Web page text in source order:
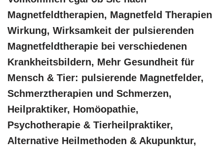
Magnetfeldtherapien, Magnetfeld Therapien
Wirkung, Wirksamkeit der pulsierenden
Magnetfeldtherapie bei verschiedenen
Krankheitsbildern, Mehr Gesundheit für
Mensch & Tier: pulsierende Magnetfelder,
Schmerztherapien und Schmerzen,
Heilpraktiker, ‎Homöopathie,
‎Psychotherapie & ‎Tierheilpraktiker,
Alternative Heilmethoden & Akupunktur,